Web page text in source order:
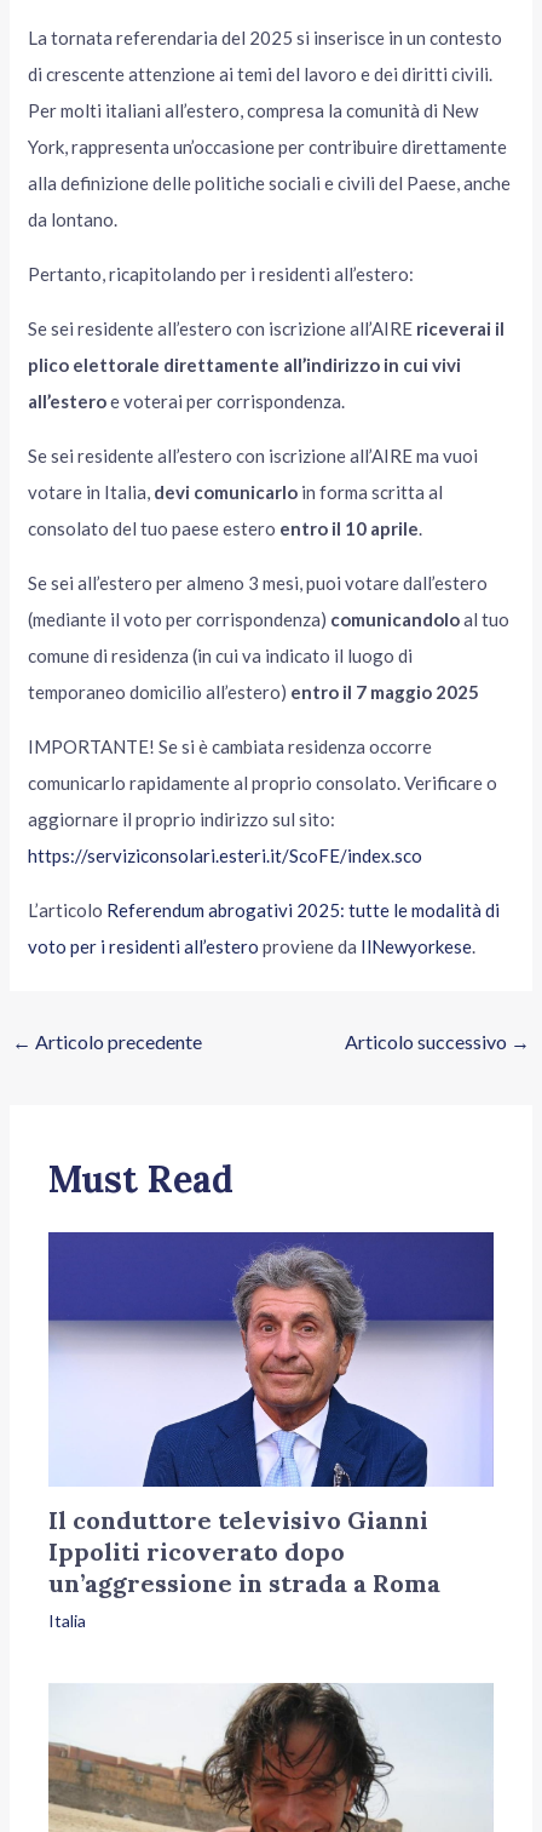
La tornata referendaria del 2025 si inserisce in un contesto
di crescente attenzione ai temi del lavoro e dei diritti civili.
Per molti italiani all’estero, compresa la comunità di New
York, rappresenta un’occasione per contribuire direttamente
alla definizione delle politiche sociali e civili del Paese, anche
da lontano.
Pertanto, ricapitolando per i residenti all’estero:
Se sei residente all’estero con iscrizione all’AIRE riceverai il
plico elettorale direttamente all’indirizzo in cui vivi
all’esteroe voterai per corrispondenza.
Se sei residente all’estero con iscrizione all’AIRE ma vuoi
votare in Italia, devi comunicarlo in forma scritta al
consolato del tuo paese estero entro il 10 aprile.
Se sei all’estero per almeno 3 mesi, puoi votare dall’estero
(mediante il voto per corrispondenza) comunicandoloal tuo
comune di residenza (in cui va indicato il luogo di
temporaneo domicilio all’estero) entro il 7 maggio 2025
IMPORTANTE! Se si è cambiata residenza occorre
comunicarlo rapidamente al proprio consolato. Verificare o
aggiornare il proprio indirizzo sul sito:
https://serviziconsolari.esteri.it/ScoFE/index.sco
L’articolo Referendum abrogativi 2025: tutte le modalità di
voto per i residenti all’estero proviene da IlNewyorkese.
← Articolo precedente Articolo successivo →
Must Read
Il conduttore televisivo Gianni
Ippoliti ricoverato dopo
un’aggressione in strada a Roma
Italia